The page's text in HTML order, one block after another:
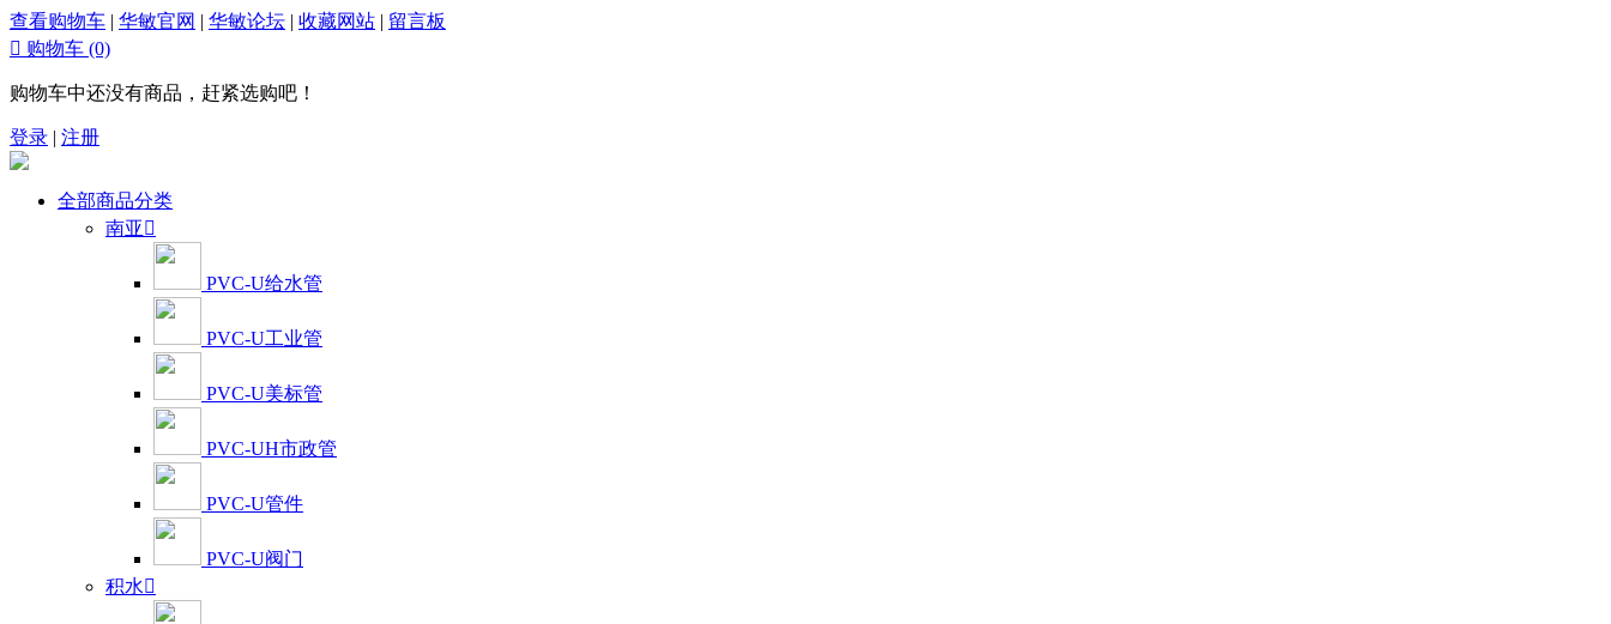
查看购物车 | 华敏官网 | 华敏论坛 | 收藏网站 | 留言板
 购物车 (0)
购物车中还没有商品，赶紧选购吧！
登录 | 注册
全部商品分类
南亚 
PVC-U给水管
PVC-U工业管
PVC-U美标管
PVC-UH市政管
PVC-U管件
PVC-U阀门
积水